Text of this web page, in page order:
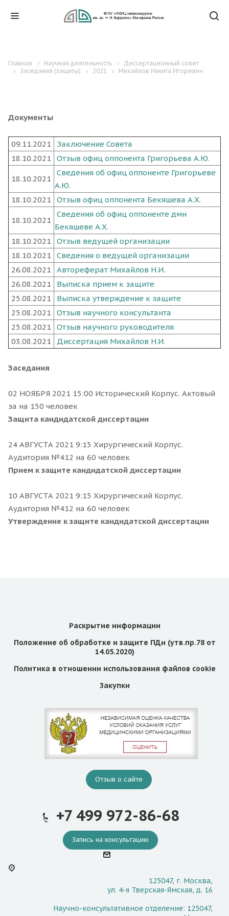
Главная Научная деятельность
Диссертационный совет
Заседания (защиты)
2021 Михайлов Никита Игоревич
Документы
09.11.2021
Заключение Совета
18.10.2021
Отзыв офиц оппонента Григорьева А.Ю.
18.10.2021
Сведения об офиц оппоненте Григорьеве
А.Ю.
18.10.2021
Отзыв офиц оппонента Бекяшева А.Х.
18.10.2021
Сведения об офиц оппоненте дмн
Бекяшеве А.Х.
18.10.2021
Отзыв ведущей организации
18.10.2021
Сведения о ведущей организации
26.08.2021
Автореферат Михайлов Н.И.
26.08.2021
Выписка прием к защите
25.08.2021
Выписка утверждение к защите
25.08.2021
Отзыв научного консультанта
25.08.2021
Отзыв научного руководителя
03.08.2021
Диссертация Михайлов Н.И.
Заседания
02 НОЯБРЯ 2021 15:00 Исторический Корпус. Актовый
за на 150 человек
Защита кандидатской диссертации
24 АВГУСТА 2021 9:15 Хирургический Корпус.
Аудитория №412 на 60 человек
Прием к защите кандидатской диссертации
10 АВГУСТА 2021 9:15 Хирургический Корпус.
Аудитория №412 на 60 человек
Утверждение к защите кандидатской диссертации
Раскрытие информации
Положение об обработке и защите ПДн (утв.пр.78 от
14.05.2020)
Политика в отношении использования файлов cookie
Закупки
Отзыв о сайте
+7 499 972-86-68
Запись на консультацию
125047, г. Москва,
ул. 4-я Тверская-Ямская, д. 16
Научно-консультативное отделение: 125047,